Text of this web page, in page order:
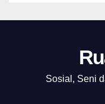
Sosial, Seni